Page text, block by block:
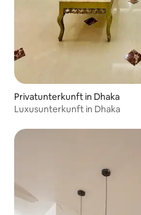
Privatunterkunft in Dhaka
Luxusunterkunft in Dhaka